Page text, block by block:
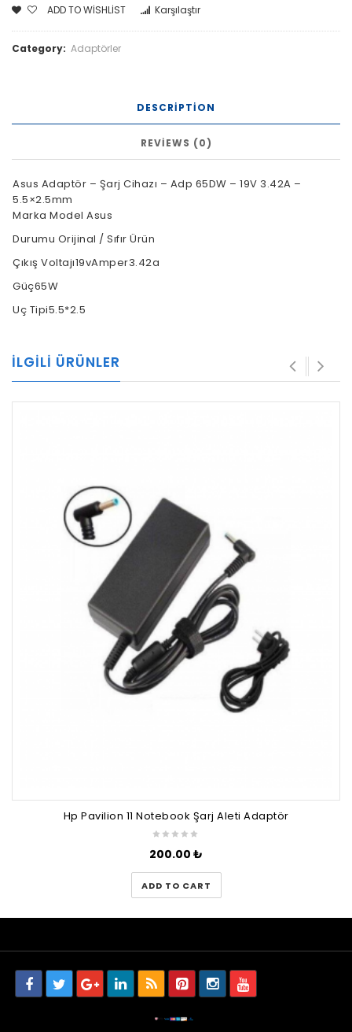
ADD TO WISHLIST Karşılaştır
Category: Adaptörler
DESCRIPTION
REVIEWS (0)
Asus Adaptör – Şarj Cihazı – Adp 65DW – 19V 3.42A –
5.5×2.5mm
Marka Model Asus
Durumu Orijinal / Sıfır Ürün
Çıkış Voltajı19vAmper3.42a
Güç65W
Uç Tipi5.5*2.5
İLGILI ÜRÜNLER
Hp Pavilion 11 Notebook Şarj Aleti Adaptör
200.00 ₺
ADD TO CART